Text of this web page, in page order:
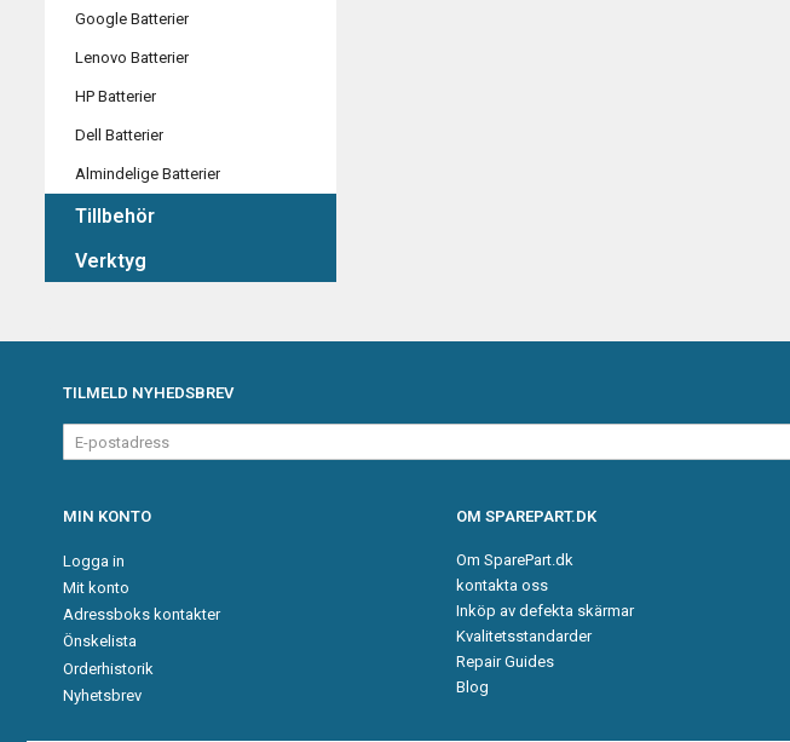
Google Batterier
Lenovo Batterier
HP Batterier
Dell Batterier
Almindelige Batterier
Tillbehör
Verktyg
TILMELD NYHEDSBREV
postadress
MIN KONTO
Logga in
Mit konto
Adressboks kontakter
Önskelista
Orderhistorik
Nyhetsbrev
OM SPAREPART.DK
Om SparePart.dk
kontakta oss
Inköp av defekta skärmar
Kvalitetsstandarder
Repair Guides
Blog